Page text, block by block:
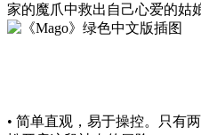
家的魔爪中救出自己心爱的姑
• 简单直观，易于操控。只有